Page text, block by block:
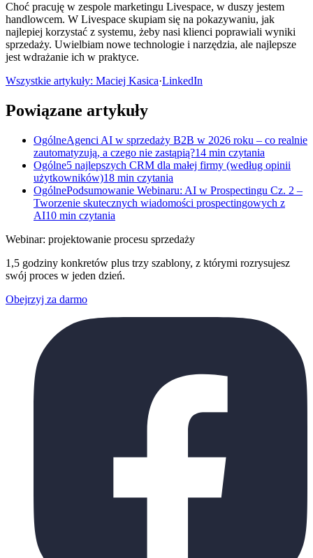
Choć pracuję w zespole marketingu Livespace, w duszy jestem
handlowcem. W Livespace skupiam się na pokazywaniu, jak
najlepiej korzystać z systemu, żeby nasi klienci poprawiali wyniki
sprzedaży. Uwielbiam nowe technologie i narzędzia, ale najlepsze
jest wdrażanie ich w praktyce.
Wszystkie artykuły: Maciej Kasica·LinkedIn
Powiązane artykuły
OgólneAgenci AI w sprzedaży B2B w 2026 roku – co realnie
zautomatyzują, a czego nie zastąpią?14 min czytania
Ogólne5 najlepszych CRM dla małej firmy (według opinii
użytkowników)18 min czytania
OgólnePodsumowanie Webinaru: AI w Prospectingu Cz. 2 –
Tworzenie skutecznych wiadomości prospectingowych z
AI10 min czytania
Webinar: projektowanie procesu sprzedaży
1,5 godziny konkretów plus trzy szablony, z którymi rozrysujesz
swój proces w jeden dzień.
Obejrzyj za darmo